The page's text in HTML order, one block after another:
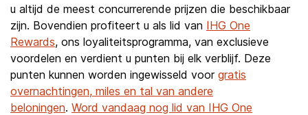
u altijd de meest concurrerende prijzen die beschikbaar
zijn. Bovendien profiteert u als lid van IHG One
Rewards, ons loyaliteitsprogramma, van exclusieve
voordelen en verdient u punten bij elk verblijf. Deze
punten kunnen worden ingewisseld voor gratis
overnachtingen, miles en tal van andere
beloningen. Word vandaag nog lid van IHG One